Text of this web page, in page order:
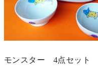
モンスター 4点セット